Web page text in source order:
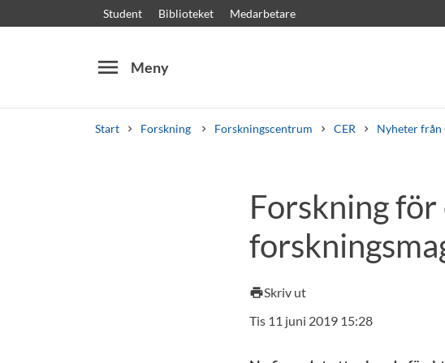
Student Biblioteket Medarbetare
menu Meny
Start Forskning Forskningscentrum CER Nyheter från
Kursplaner VälkomstbrevPersonal
Forskning
printSkriv ut
Tis 11 juni 2019 15:28